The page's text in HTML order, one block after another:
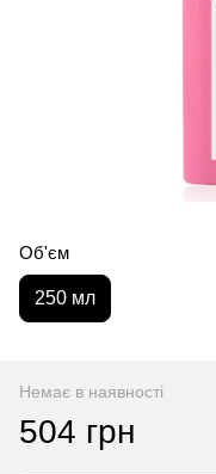
Об'єм
250 мл
Немає в наявності
504 грн